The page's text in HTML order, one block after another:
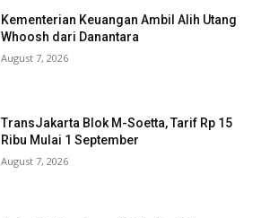
Kementerian Keuangan Ambil Alih Utang
Whoosh dari Danantara
August 7, 2026
TransJakarta Blok M-Soetta, Tarif Rp 15
Ribu Mulai 1 September
August 7, 2026